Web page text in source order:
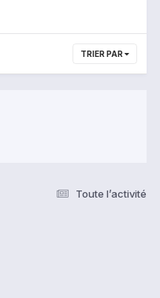
TRIER PAR
Toute l’activité